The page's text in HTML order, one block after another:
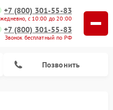
+7 (800) 301-55-83
с 10:00 до 20:00
+7 (800) 301-55-83
Звонок бесплатный по РФ
Позвонить